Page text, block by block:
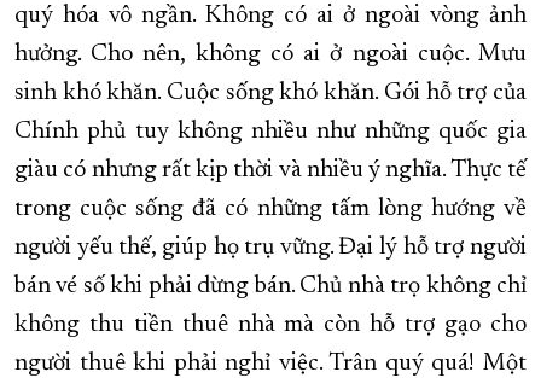
quý hóa vô ngần. Không có ai ở ngoài vòng ảnh
hưởng. Cho nên, không có ai ở ngoài cuộc. Mưu
sinh khó khăn. Cuộc sống khó khăn. Gói hỗ trợ của
Chính phủ tuy không nhiều như những quốc gia
giàu có nhưng rất kịp thời và nhiều ý nghĩa. Thực tế
trong cuộc sống đã có những tấm lòng hướng về
người yếu thế, giúp họ trụ vững. Đại lý hỗ trợ người
bán vé số khi phải dừng bán. Chủ nhà trọ không chỉ
không thu tiền thuê nhà mà còn hỗ trợ gạo cho
người thuê khi phải nghỉ việc. Trân quý quá! Một